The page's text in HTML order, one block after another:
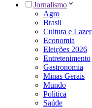
Jornalismo
Agro
Brasil
Cultura e Lazer
Economia
Eleições 2026
Entretenimento
Gastronomia
Minas Gerais
Mundo
Política
Saúde